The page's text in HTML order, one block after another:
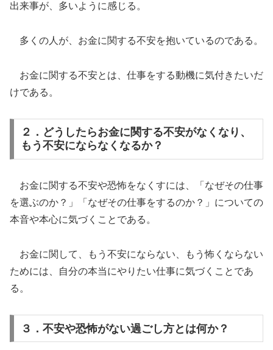
出来事が、多いように感じる。
多くの人が、お金に関する不安を抱いているのである。
お金に関する不安とは、仕事をする動機に気付きたいだ
けである。
２．どうしたらお金に関する不安がなくなり、
もう不安にならなくなるか？
お金に関する不安や恐怖をなくすには、「なぜその仕事
を選ぶのか？」「なぜその仕事をするのか？」についての
本音や本心に気づくことである。
お金に関して、もう不安にならない、もう怖くならない
ためには、自分の本当にやりたい仕事に気づくことであ
る。
３．不安や恐怖がない過ごし方とは何か？